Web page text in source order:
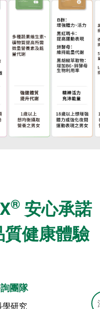
® 安心承諾
健康體驗
團隊
學研究